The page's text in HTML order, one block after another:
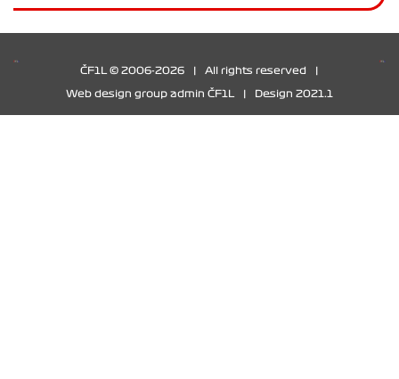
ČF1L © 2006-2026 All rights reserved
Web design group admin ČF1L Design 2021.1